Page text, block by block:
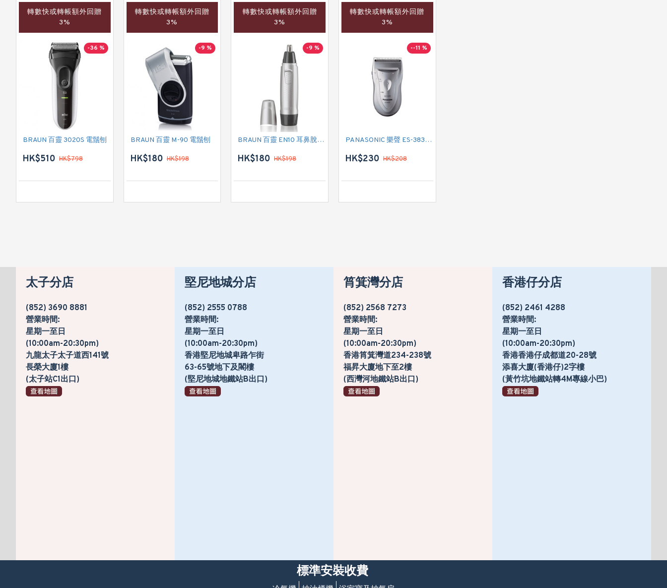
轉數快或轉帳額外回贈
3%
-36 %
BRAUN 百靈 3020S 電鬚刨
HK$510 HK$798
轉數快或轉帳額外回贈
3%
-9 %
BRAUN 百靈 M-90 電鬚刨
HK$180 HK$198
轉數快或轉帳額外回贈
3%
-9 %
BRAUN 百靈 EN10 耳鼻脫毛修剪器
HK$180 HK$198
轉數快或轉帳額外回贈
3%
--11 %
PANASONIC 樂聲 ES-3833 電鬚刨
HK$230 HK$208
太子分店
(852) 3690 8881
營業時間:
星期一至日
(10:00am-20:30pm)
九龍太子太子道西141號
長榮大廈1樓
(太子站C1出口)
堅尼地城分店
(852) 2555 0788
營業時間:
星期一至日
(10:00am-20:30pm)
香港堅尼地城卑路乍街
63-65號地下及閣樓
(堅尼地城地鐵站B出口)
筲箕灣分店
(852) 2568 7273
營業時間:
星期一至日
(10:00am-20:30pm)
香港筲箕灣道234-238號
福昇大廈地下至2樓
(西灣河地鐵站B出口)
香港仔分店
(852) 2461 4288
營業時間:
星期一至日
(10:00am-20:30pm)
香港香港仔成都道20-28號
添喜大廈(香港仔)2字樓
(黃竹坑地鐵站轉4M專線小巴)
標準安裝收費